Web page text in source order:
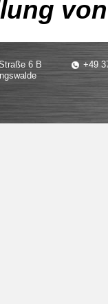
6 B
+49